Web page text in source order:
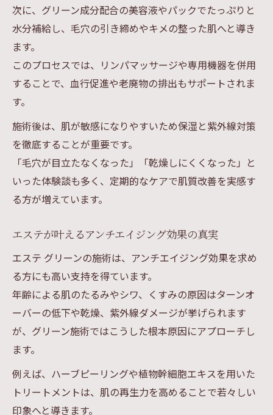
次に、グリーン成分配合の美容液やパックでたっぷりと
水分補給し、毛穴の引き締めやキメの整った肌へと導き
ます。
このプロセスでは、リンパマッサージや専用機器を併用
することで、血行促進や老廃物の排出もサポートされま
す。
施術後は、肌が敏感になりやすいため保湿と紫外線対策
を徹底することが重要です。
「毛穴が目立たなくなった」「乾燥しにくくなった」と
いった体験談も多く、定期的なケアで肌質改善を実感す
る方が増えています。
エステが叶えるアンチエイジング効果の真実
エステ グリーンの施術は、アンチエイジング効果を求め
る方にも高い支持を得ています。
年齢による肌のたるみやシワ、くすみの原因はターンオ
ーバーの低下や乾燥、紫外線ダメージが挙げられます
が、グリーン施術ではこうした根本原因にアプローチし
ます。
例えば、ハーブピーリングや植物幹細胞エキスを用いた
トリートメントは、肌の再生力を高めることで若々しい
印象へと導きます。